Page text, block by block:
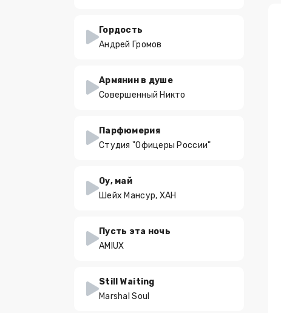
Гордость
Андрей Громов
Армянин в душе
Совершенный Никто
Парфюмерия
Студия "Офицеры России"
Оу, май
Шейх Мансур, ХАН
Пусть эта ночь
AMIUX
Still Waiting
Marshal Soul